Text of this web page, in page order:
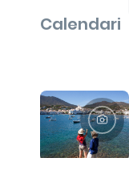
Calendari